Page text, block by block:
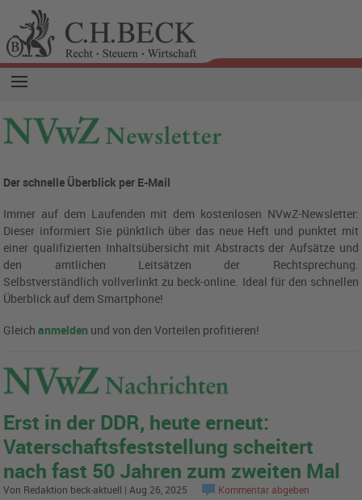
Der schnelle Überblick per E-Mail
Immer auf dem Laufenden mit dem kostenlosen NVwZ-Newsletter:
Dieser informiert Sie pünktlich über das neue Heft und punktet mit
einer qualifizierten Inhaltsübersicht mit Abstracts der Aufsätze und
den amtlichen Leitsätzen der Rechtsprechung.
Selbstverständlich vollverlinkt zu beck-online. Ideal für den schnellen
Überblick auf dem Smartphone!
Gleichanmelden und von den Vorteilen profitieren!
Erst in der DDR, heute erneut:
Vaterschaftsfeststellung scheitert
nach fast 50 Jahren zum zweiten Mal
Von Redaktion beck-aktuell | Aug 26, 2025 Kommentar abgeben